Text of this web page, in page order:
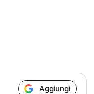
Aggiungi